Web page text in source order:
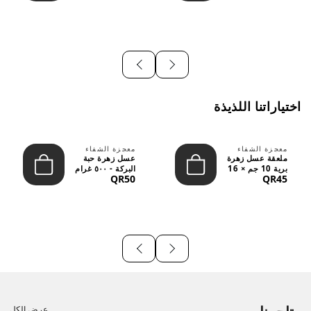
اختياراتنا اللذيذة
معجزة الشفاء
ملعقة عسل زهرة
برية 10 جم × 16
قطعة
QR45
معجزة الشفاء
عسل زهرة حبة
البركة - ٥٠٠ غرام
QR50